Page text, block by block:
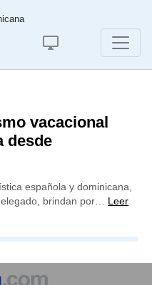
vacacional
desde
española y dominicana,
brindan por… Leer